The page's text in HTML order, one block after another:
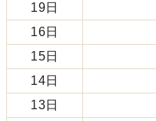
19日
16日
15日
14日
13日